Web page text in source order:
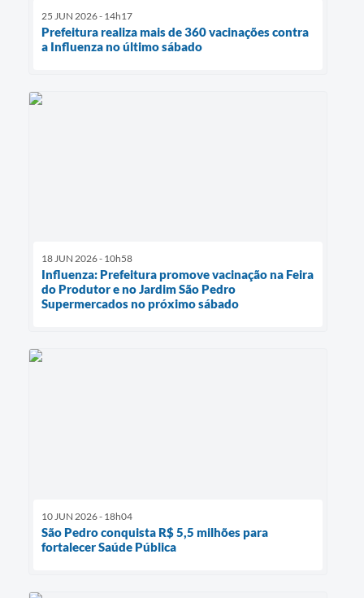
25 JUN 2026 - 14h17
Prefeitura realiza mais de 360 vacinações contra
a Influenza no último sábado
18 JUN 2026 - 10h58
Influenza: Prefeitura promove vacinação na Feira
do Produtor e no Jardim São Pedro
Supermercados no próximo sábado
10 JUN 2026 - 18h04
São Pedro conquista R$ 5,5 milhões para
fortalecer Saúde Pública